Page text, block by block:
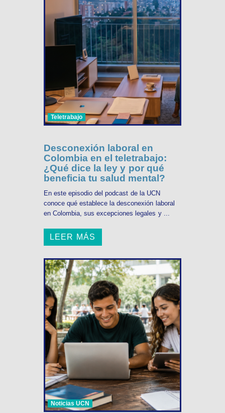
Teletrabajo
Desconexión laboral en
Colombia en el teletrabajo:
¿Qué dice la ley y por qué
beneficia tu salud mental?
En este episodio del podcast de la UCN
conoce qué establece la desconexión laboral
en Colombia, sus excepciones legales y ...
LEER MÁS
Noticias UCN